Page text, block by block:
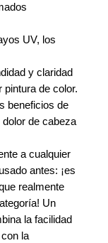
UV, los
y claridad
pintura de color.
beneficios de
de cabeza
a cualquier
antes: ¡es
realmente
Un
la facilidad
la